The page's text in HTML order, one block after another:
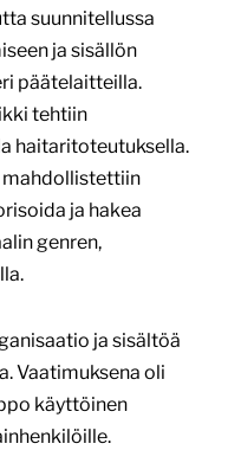
suunnitellussa
ja sisällön
päätelaitteilla.
tehtiin
haitaritoteutuksella.
mahdollistettiin
ja hakea
genren,
ja sisältöä
Vaatimuksena oli
käyttöinen